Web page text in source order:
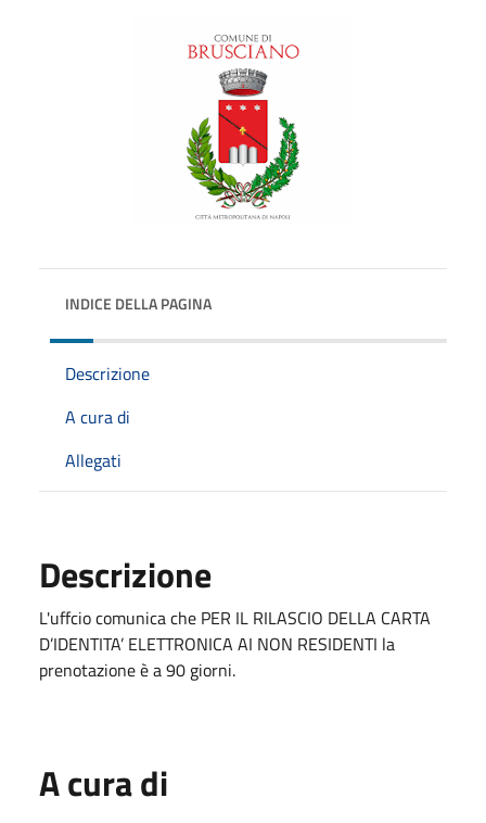
INDICE DELLA PAGINA
Descrizione
A cura di
Allegati
Descrizione
L'uffcio comunica che PER IL RILASCIO DELLA CARTA
D’IDENTITA’ ELETTRONICA AI NON RESIDENTI la
prenotazione è a 90 giorni.
A cura di